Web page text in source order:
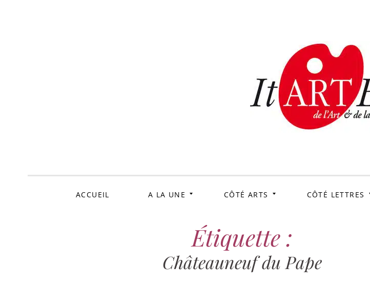
ACCUEIL A LA UNE CÔTÉ ARTS CÔTÉ LETTRES
Étiquette :
Châteauneuf du Pape